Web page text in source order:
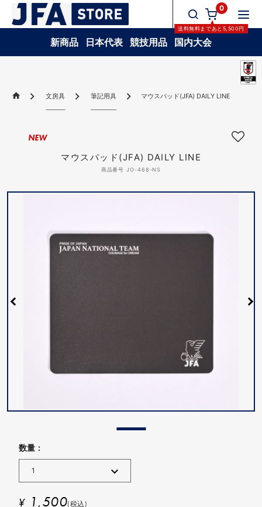
0
送料無料まであと 5,500円
新商品 日本代表 競技用品 国内大会
文房具 筆記用具 マウスパッド(JFA) DAILY LINE
マウスパッド(JFA) DAILY LINE
商品番号 JO-468-NS
NEW
数量 :
¥ 1,500(税込)